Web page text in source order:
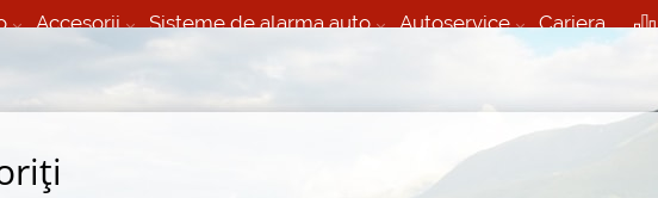
Accesorii Sisteme de alarma auto Autoservice Cariera
(L-V) 9:00 - 19:00